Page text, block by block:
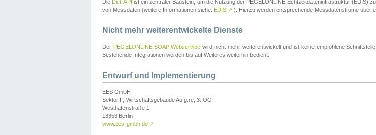
Die Dict-API ist ein zentraler Baustein, um die Nutzung der PEGELONLINE-Echtzeitdateninfrastruktur (EDIS)
von Messdaten (weitere Informationen siehe: EDIS ↗ ). Hierzu werden entsprechende Messdatenströme über
Nicht mehr weiterentwickelte Dienste
Der PEGELONLINE SOAP Webservice wird nicht mehr weiterentwickelt und ist keine empfohlene
Bestehende Integrationen werden bis auf Weiteres weiterhin bedient.
Entwurf und Implementierung
EES GmbH
Sektor F, Wirtschaftsgebäude Aufg.re, 3. OG
Westhafenstraße 1
13353 Berlin
www.ees-gmbh.de ↗